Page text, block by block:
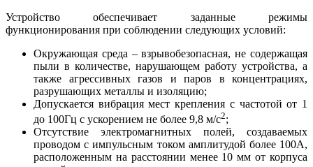
Устройство обеспечивает заданные режимы
функционирования при соблюдении следующих условий:
Окружающая среда – взрывобезопасная, не содержащая
пыли в количестве, нарушающем работу устройства, а
также агрессивных газов и паров в концентрациях,
разрушающих металлы и изоляцию;
Допускается вибрация мест крепления с частотой от 1
до 100Гц с ускорением не более 9,8 м/с2;
Отсутствие электромагнитных полей, создаваемых
проводом с импульсным током амплитудой более 100А,
расположенным на расстоянии менее 10 мм от корпуса